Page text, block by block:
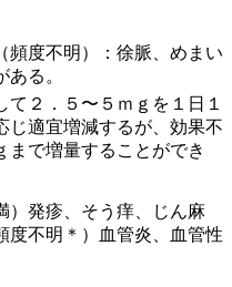
度不明）：徐脈、めまい
る。
発疹、そう痒、じん麻
度不明＊）血管炎、血管性
２．５〜５ｍｇを１日１
じ適宜増減するが、効果不
まで増量することができ